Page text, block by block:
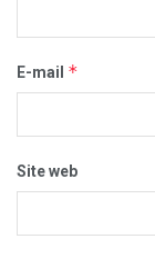
E-mail *
Site web